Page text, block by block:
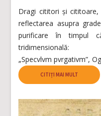
Dragi cititori și
reflectarea asupra
purificare în timpul
tridimensională:
„Specvlvm pvrgativm”,
CITIȚI MAI MULT